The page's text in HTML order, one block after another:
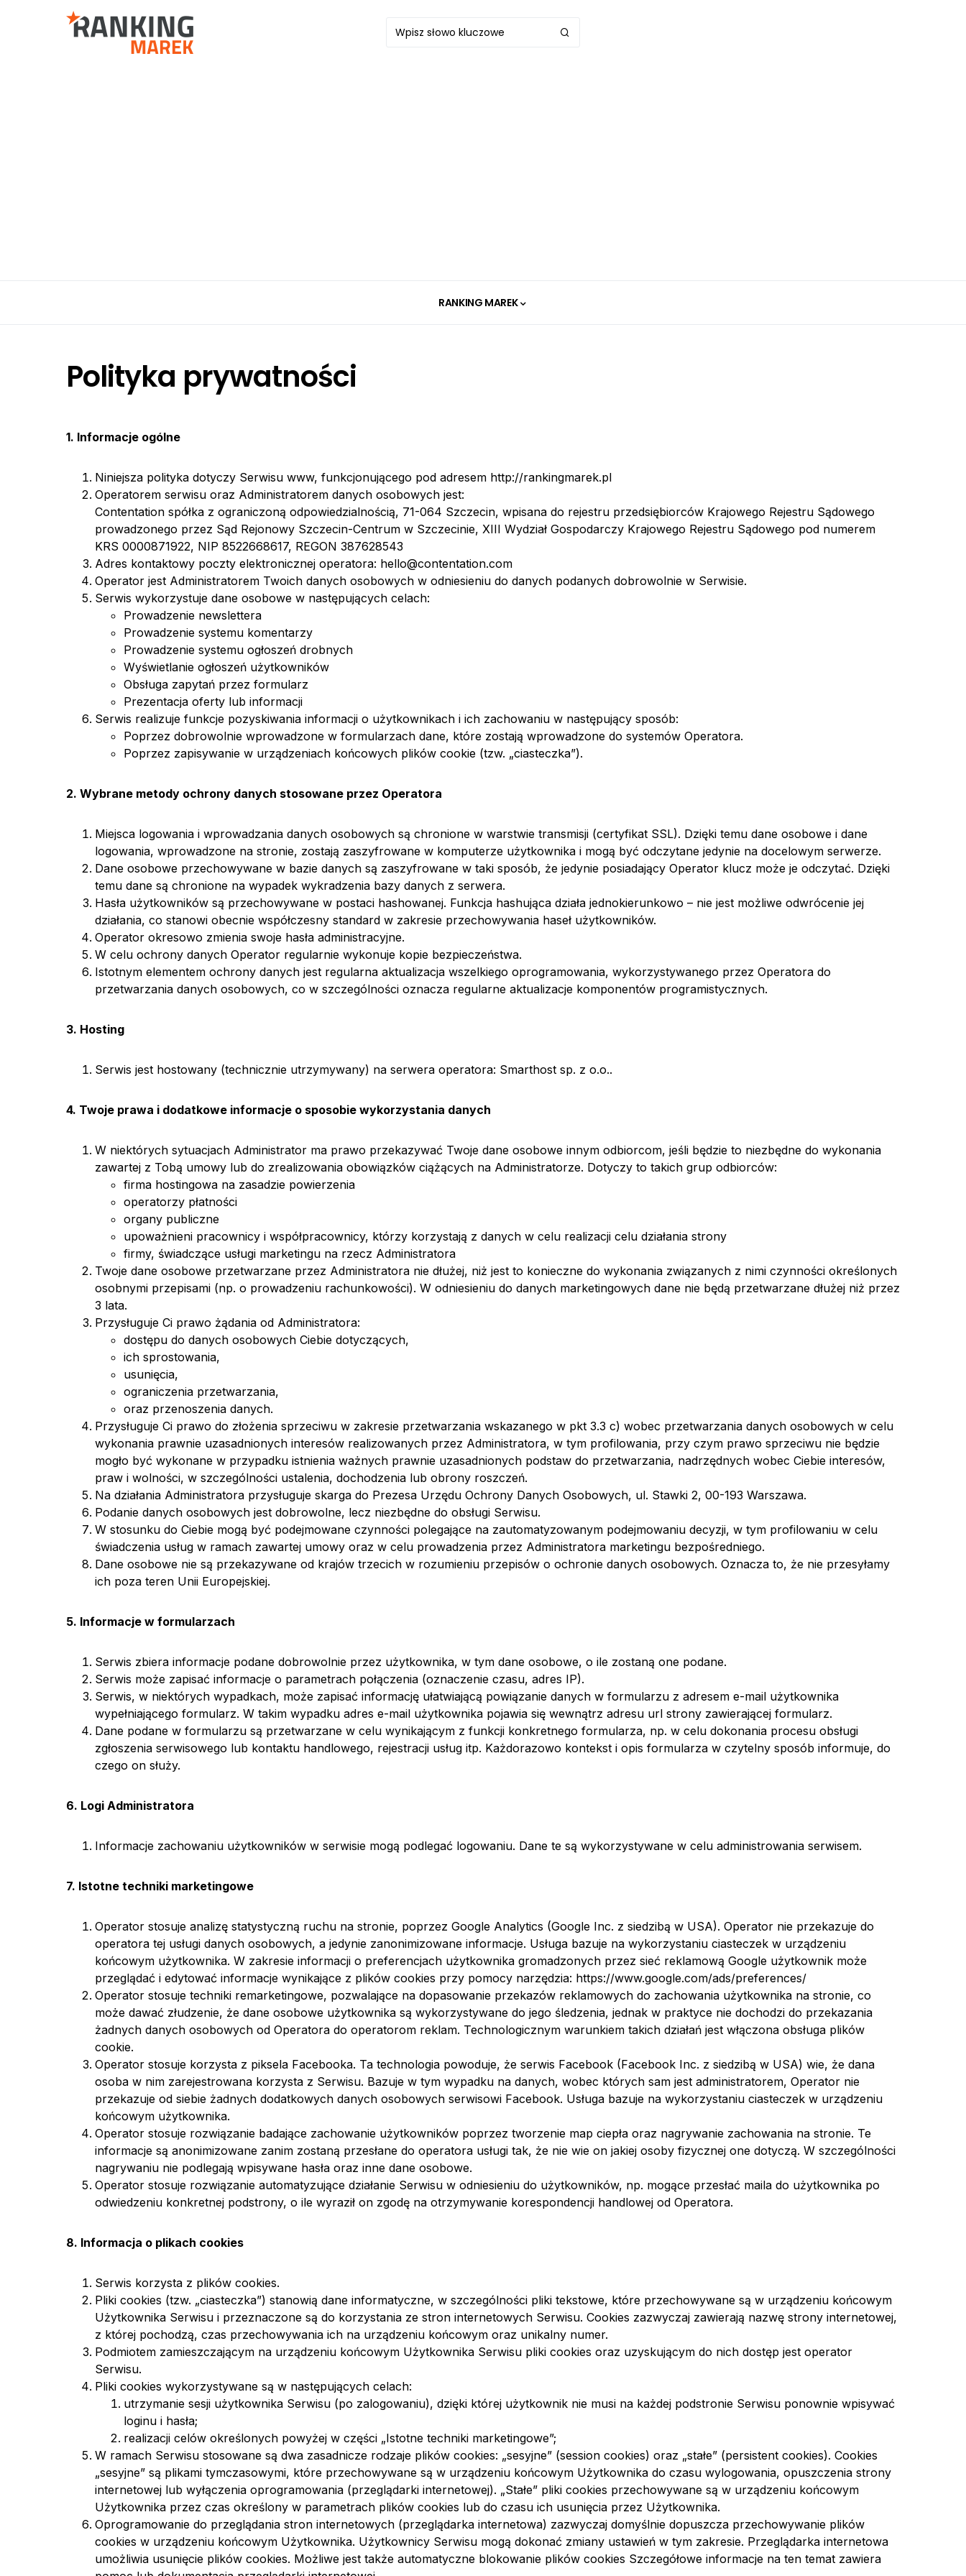
RANKING MAREK
Polityka prywatności
1. Informacje ogólne
Niniejsza polityka dotyczy Serwisu www, funkcjonującego pod adresem http://rankingmarek.pl
Operatorem serwisu oraz Administratorem danych osobowych jest:
Contentation spółka z ograniczoną odpowiedzialnością, 71-064 Szczecin, wpisana do rejestru przedsiębiorców Krajowego Rejestru Sądowego
prowadzonego przez Sąd Rejonowy Szczecin-Centrum w Szczecinie, XIII Wydział Gospodarczy Krajowego Rejestru Sądowego pod numerem
KRS 0000871922, NIP 8522668617, REGON 387628543
Adres kontaktowy poczty elektronicznej operatora: hello@contentation.com
Operator jest Administratorem Twoich danych osobowych w odniesieniu do danych podanych dobrowolnie w Serwisie.
Serwis wykorzystuje dane osobowe w następujących celach:
Prowadzenie newslettera
Prowadzenie systemu komentarzy
Prowadzenie systemu ogłoszeń drobnych
Wyświetlanie ogłoszeń użytkowników
Obsługa zapytań przez formularz
Prezentacja oferty lub informacji
Serwis realizuje funkcje pozyskiwania informacji o użytkownikach i ich zachowaniu w następujący sposób:
Poprzez dobrowolnie wprowadzone w formularzach dane, które zostają wprowadzone do systemów Operatora.
Poprzez zapisywanie w urządzeniach końcowych plików cookie (tzw. „ciasteczka”).
2. Wybrane metody ochrony danych stosowane przez Operatora
Miejsca logowania i wprowadzania danych osobowych są chronione w warstwie transmisji (certyfikat SSL). Dzięki temu dane osobowe i dane
logowania, wprowadzone na stronie, zostają zaszyfrowane w komputerze użytkownika i mogą być odczytane jedynie na docelowym serwerze.
Dane osobowe przechowywane w bazie danych są zaszyfrowane w taki sposób, że jedynie posiadający Operator klucz może je odczytać. Dzięki
temu dane są chronione na wypadek wykradzenia bazy danych z serwera.
Hasła użytkowników są przechowywane w postaci hashowanej. Funkcja hashująca działa jednokierunkowo – nie jest możliwe odwrócenie jej
działania, co stanowi obecnie współczesny standard w zakresie przechowywania haseł użytkowników.
Operator okresowo zmienia swoje hasła administracyjne.
W celu ochrony danych Operator regularnie wykonuje kopie bezpieczeństwa.
Istotnym elementem ochrony danych jest regularna aktualizacja wszelkiego oprogramowania, wykorzystywanego przez Operatora do
przetwarzania danych osobowych, co w szczególności oznacza regularne aktualizacje komponentów programistycznych.
3. Hosting
Serwis jest hostowany (technicznie utrzymywany) na serwera operatora: Smarthost sp. z o.o..
4. Twoje prawa i dodatkowe informacje o sposobie wykorzystania danych
W niektórych sytuacjach Administrator ma prawo przekazywać Twoje dane osobowe innym odbiorcom, jeśli będzie to niezbędne do wykonania
zawartej z Tobą umowy lub do zrealizowania obowiązków ciążących na Administratorze. Dotyczy to takich grup odbiorców:
firma hostingowa na zasadzie powierzenia
operatorzy płatności
organy publiczne
upoważnieni pracownicy i współpracownicy, którzy korzystają z danych w celu realizacji celu działania strony
firmy, świadczące usługi marketingu na rzecz Administratora
Twoje dane osobowe przetwarzane przez Administratora nie dłużej, niż jest to konieczne do wykonania związanych z nimi czynności określonych
osobnymi przepisami (np. o prowadzeniu rachunkowości). W odniesieniu do danych marketingowych dane nie będą przetwarzane dłużej niż przez
3 lata.
Przysługuje Ci prawo żądania od Administratora:
dostępu do danych osobowych Ciebie dotyczących,
ich sprostowania,
usunięcia,
ograniczenia przetwarzania,
oraz przenoszenia danych.
Przysługuje Ci prawo do złożenia sprzeciwu w zakresie przetwarzania wskazanego w pkt 3.3 c) wobec przetwarzania danych osobowych w celu
wykonania prawnie uzasadnionych interesów realizowanych przez Administratora, w tym profilowania, przy czym prawo sprzeciwu nie będzie
mogło być wykonane w przypadku istnienia ważnych prawnie uzasadnionych podstaw do przetwarzania, nadrzędnych wobec Ciebie interesów,
praw i wolności, w szczególności ustalenia, dochodzenia lub obrony roszczeń.
Na działania Administratora przysługuje skarga do Prezesa Urzędu Ochrony Danych Osobowych, ul. Stawki 2, 00-193 Warszawa.
Podanie danych osobowych jest dobrowolne, lecz niezbędne do obsługi Serwisu.
W stosunku do Ciebie mogą być podejmowane czynności polegające na zautomatyzowanym podejmowaniu decyzji, w tym profilowaniu w celu
świadczenia usług w ramach zawartej umowy oraz w celu prowadzenia przez Administratora marketingu bezpośredniego.
Dane osobowe nie są przekazywane od krajów trzecich w rozumieniu przepisów o ochronie danych osobowych. Oznacza to, że nie przesyłamy
ich poza teren Unii Europejskiej.
5. Informacje w formularzach
Serwis zbiera informacje podane dobrowolnie przez użytkownika, w tym dane osobowe, o ile zostaną one podane.
Serwis może zapisać informacje o parametrach połączenia (oznaczenie czasu, adres IP).
Serwis, w niektórych wypadkach, może zapisać informację ułatwiającą powiązanie danych w formularzu z adresem e-mail użytkownika
wypełniającego formularz. W takim wypadku adres e-mail użytkownika pojawia się wewnątrz adresu url strony zawierającej formularz.
Dane podane w formularzu są przetwarzane w celu wynikającym z funkcji konkretnego formularza, np. w celu dokonania procesu obsługi
zgłoszenia serwisowego lub kontaktu handlowego, rejestracji usług itp. Każdorazowo kontekst i opis formularza w czytelny sposób informuje, do
czego on służy.
6. Logi Administratora
Informacje zachowaniu użytkowników w serwisie mogą podlegać logowaniu. Dane te są wykorzystywane w celu administrowania serwisem.
7. Istotne techniki marketingowe
Operator stosuje analizę statystyczną ruchu na stronie, poprzez Google Analytics (Google Inc. z siedzibą w USA). Operator nie przekazuje do
operatora tej usługi danych osobowych, a jedynie zanonimizowane informacje. Usługa bazuje na wykorzystaniu ciasteczek w urządzeniu
końcowym użytkownika. W zakresie informacji o preferencjach użytkownika gromadzonych przez sieć reklamową Google użytkownik może
przeglądać i edytować informacje wynikające z plików cookies przy pomocy narzędzia: https://www.google.com/ads/preferences/
Operator stosuje techniki remarketingowe, pozwalające na dopasowanie przekazów reklamowych do zachowania użytkownika na stronie, co
może dawać złudzenie, że dane osobowe użytkownika są wykorzystywane do jego śledzenia, jednak w praktyce nie dochodzi do przekazania
żadnych danych osobowych od Operatora do operatorom reklam. Technologicznym warunkiem takich działań jest włączona obsługa plików
cookie.
Operator stosuje korzysta z piksela Facebooka. Ta technologia powoduje, że serwis Facebook (Facebook Inc. z siedzibą w USA) wie, że dana
osoba w nim zarejestrowana korzysta z Serwisu. Bazuje w tym wypadku na danych, wobec których sam jest administratorem, Operator nie
przekazuje od siebie żadnych dodatkowych danych osobowych serwisowi Facebook. Usługa bazuje na wykorzystaniu ciasteczek w urządzeniu
końcowym użytkownika.
Operator stosuje rozwiązanie badające zachowanie użytkowników poprzez tworzenie map ciepła oraz nagrywanie zachowania na stronie. Te
informacje są anonimizowane zanim zostaną przesłane do operatora usługi tak, że nie wie on jakiej osoby fizycznej one dotyczą. W szczególności
nagrywaniu nie podlegają wpisywane hasła oraz inne dane osobowe.
Operator stosuje rozwiązanie automatyzujące działanie Serwisu w odniesieniu do użytkowników, np. mogące przesłać maila do użytkownika po
odwiedzeniu konkretnej podstrony, o ile wyraził on zgodę na otrzymywanie korespondencji handlowej od Operatora.
8. Informacja o plikach cookies
Serwis korzysta z plików cookies.
Pliki cookies (tzw. „ciasteczka”) stanowią dane informatyczne, w szczególności pliki tekstowe, które przechowywane są w urządzeniu końcowym
Użytkownika Serwisu i przeznaczone są do korzystania ze stron internetowych Serwisu. Cookies zazwyczaj zawierają nazwę strony internetowej,
z której pochodzą, czas przechowywania ich na urządzeniu końcowym oraz unikalny numer.
Podmiotem zamieszczającym na urządzeniu końcowym Użytkownika Serwisu pliki cookies oraz uzyskującym do nich dostęp jest operator
Serwisu.
Pliki cookies wykorzystywane są w następujących celach:
utrzymanie sesji użytkownika Serwisu (po zalogowaniu), dzięki której użytkownik nie musi na każdej podstronie Serwisu ponownie wpisywać
loginu i hasła;
realizacji celów określonych powyżej w części „Istotne techniki marketingowe”;
W ramach Serwisu stosowane są dwa zasadnicze rodzaje plików cookies: „sesyjne” (session cookies) oraz „stałe” (persistent cookies). Cookies
„sesyjne” są plikami tymczasowymi, które przechowywane są w urządzeniu końcowym Użytkownika do czasu wylogowania, opuszczenia strony
internetowej lub wyłączenia oprogramowania (przeglądarki internetowej). „Stałe” pliki cookies przechowywane są w urządzeniu końcowym
Użytkownika przez czas określony w parametrach plików cookies lub do czasu ich usunięcia przez Użytkownika.
Oprogramowanie do przeglądania stron internetowych (przeglądarka internetowa) zazwyczaj domyślnie dopuszcza przechowywanie plików
cookies w urządzeniu końcowym Użytkownika. Użytkownicy Serwisu mogą dokonać zmiany ustawień w tym zakresie. Przeglądarka internetowa
umożliwia usunięcie plików cookies. Możliwe jest także automatyczne blokowanie plików cookies Szczegółowe informacje na ten temat zawiera